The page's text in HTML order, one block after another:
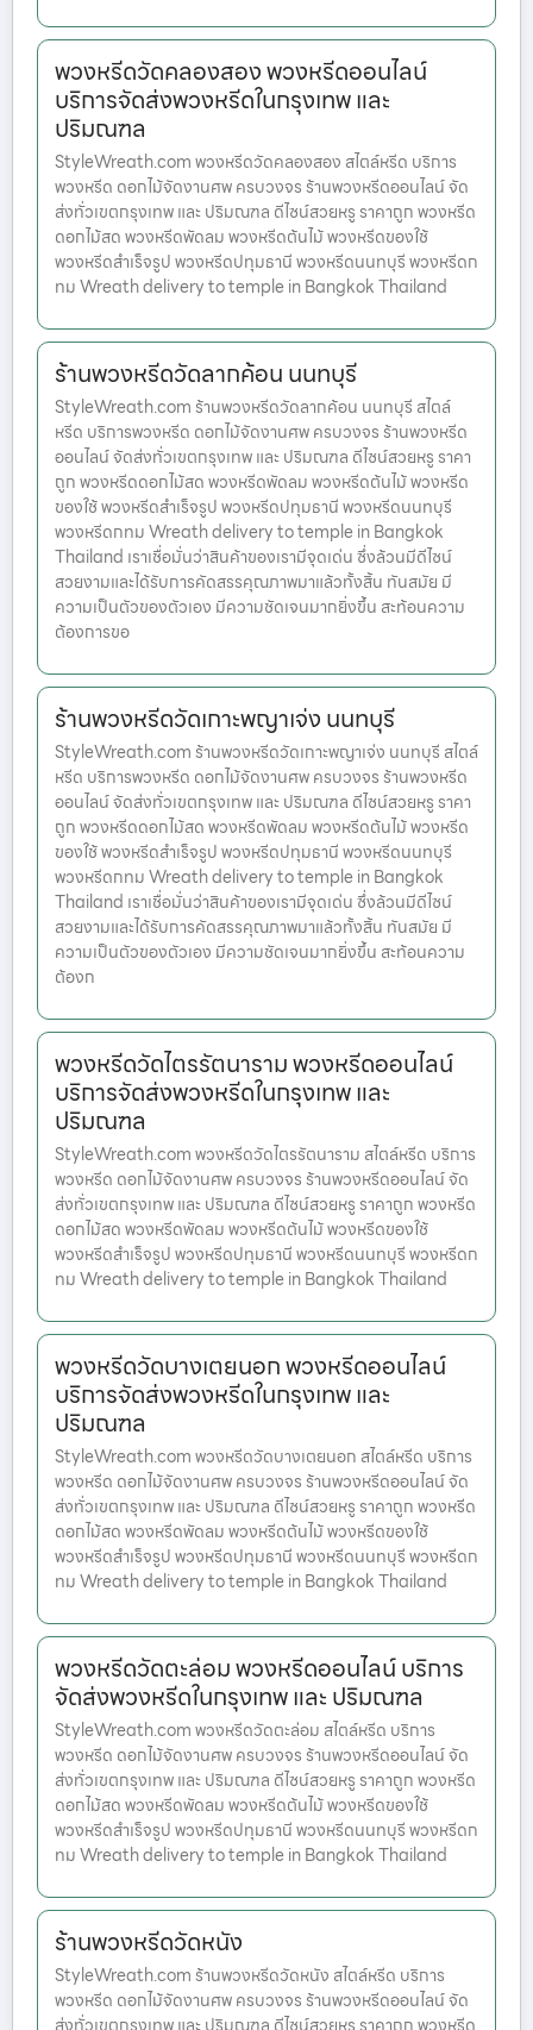
พวงหรีดวัดคลองสอง พวงหรีดออนไลน์
บริการจัดส่งพวงหรีดในกรุงเทพ และ
ปริมณฑล
StyleWreath.com พวงหรีดวัดคลองสอง สไตล์หรีด บริการ
พวงหรีด ดอกไม้จัดงานศพ ครบวงจร ร้านพวงหรีดออนไลน์ จัด
ส่งทั่วเขตกรุงเทพ และ ปริมณฑล ดีไซน์สวยหรู ราคาถูก พวงหรีด
ดอกไม้สด พวงหรีดพัดลม พวงหรีดต้นไม้ พวงหรีดของใช้
พวงหรีดสำเร็จรูป พวงหรีดปทุมธานี พวงหรีดนนทบุรี พวงหรีดก
ทม Wreath delivery to temple in Bangkok Thailand
ร้านพวงหรีดวัดลากค้อน นนทบุรี
StyleWreath.com ร้านพวงหรีดวัดลากค้อน นนทบุรี สไตล์
หรีด บริการพวงหรีด ดอกไม้จัดงานศพ ครบวงจร ร้านพวงหรีด
ออนไลน์ จัดส่งทั่วเขตกรุงเทพ และ ปริมณฑล ดีไซน์สวยหรู ราคา
ถูก พวงหรีดดอกไม้สด พวงหรีดพัดลม พวงหรีดต้นไม้ พวงหรีด
ของใช้ พวงหรีดสำเร็จรูป พวงหรีดปทุมธานี พวงหรีดนนทบุรี
พวงหรีดกทม Wreath delivery to temple in Bangkok
Thailand เราเชื่อมั่นว่าสินค้าของเรามีจุดเด่น ซึ่งล้วนมีดีไซน์
สวยงามและได้รับการคัดสรรคุณภาพมาแล้วทั้งสิ้น ทันสมัย มี
ความเป็นตัวของตัวเอง มีความชัดเจนมากยิ่งขึ้น สะท้อนความ
ต้องการขอ
ร้านพวงหรีดวัดเกาะพญาเจ่ง นนทบุรี
StyleWreath.com ร้านพวงหรีดวัดเกาะพญาเจ่ง นนทบุรี สไตล์
หรีด บริการพวงหรีด ดอกไม้จัดงานศพ ครบวงจร ร้านพวงหรีด
ออนไลน์ จัดส่งทั่วเขตกรุงเทพ และ ปริมณฑล ดีไซน์สวยหรู ราคา
ถูก พวงหรีดดอกไม้สด พวงหรีดพัดลม พวงหรีดต้นไม้ พวงหรีด
ของใช้ พวงหรีดสำเร็จรูป พวงหรีดปทุมธานี พวงหรีดนนทบุรี
พวงหรีดกทม Wreath delivery to temple in Bangkok
Thailand เราเชื่อมั่นว่าสินค้าของเรามีจุดเด่น ซึ่งล้วนมีดีไซน์
สวยงามและได้รับการคัดสรรคุณภาพมาแล้วทั้งสิ้น ทันสมัย มี
ความเป็นตัวของตัวเอง มีความชัดเจนมากยิ่งขึ้น สะท้อนความ
ต้องก
พวงหรีดวัดไตรรัตนาราม พวงหรีดออนไลน์
บริการจัดส่งพวงหรีดในกรุงเทพ และ
ปริมณฑล
StyleWreath.com พวงหรีดวัดไตรรัตนาราม สไตล์หรีด บริการ
พวงหรีด ดอกไม้จัดงานศพ ครบวงจร ร้านพวงหรีดออนไลน์ จัด
ส่งทั่วเขตกรุงเทพ และ ปริมณฑล ดีไซน์สวยหรู ราคาถูก พวงหรีด
ดอกไม้สด พวงหรีดพัดลม พวงหรีดต้นไม้ พวงหรีดของใช้
พวงหรีดสำเร็จรูป พวงหรีดปทุมธานี พวงหรีดนนทบุรี พวงหรีดก
ทม Wreath delivery to temple in Bangkok Thailand
พวงหรีดวัดบางเตยนอก พวงหรีดออนไลน์
บริการจัดส่งพวงหรีดในกรุงเทพ และ
ปริมณฑล
StyleWreath.com พวงหรีดวัดบางเตยนอก สไตล์หรีด บริการ
พวงหรีด ดอกไม้จัดงานศพ ครบวงจร ร้านพวงหรีดออนไลน์ จัด
ส่งทั่วเขตกรุงเทพ และ ปริมณฑล ดีไซน์สวยหรู ราคาถูก พวงหรีด
ดอกไม้สด พวงหรีดพัดลม พวงหรีดต้นไม้ พวงหรีดของใช้
พวงหรีดสำเร็จรูป พวงหรีดปทุมธานี พวงหรีดนนทบุรี พวงหรีดก
ทม Wreath delivery to temple in Bangkok Thailand
พวงหรีดวัดตะล่อม พวงหรีดออนไลน์ บริการ
จัดส่งพวงหรีดในกรุงเทพ และ ปริมณฑล
StyleWreath.com พวงหรีดวัดตะล่อม สไตล์หรีด บริการ
พวงหรีด ดอกไม้จัดงานศพ ครบวงจร ร้านพวงหรีดออนไลน์ จัด
ส่งทั่วเขตกรุงเทพ และ ปริมณฑล ดีไซน์สวยหรู ราคาถูก พวงหรีด
ดอกไม้สด พวงหรีดพัดลม พวงหรีดต้นไม้ พวงหรีดของใช้
พวงหรีดสำเร็จรูป พวงหรีดปทุมธานี พวงหรีดนนทบุรี พวงหรีดก
ทม Wreath delivery to temple in Bangkok Thailand
ร้านพวงหรีดวัดหนัง
StyleWreath.com ร้านพวงหรีดวัดหนัง สไตล์หรีด บริการ
พวงหรีด ดอกไม้จัดงานศพ ครบวงจร ร้านพวงหรีดออนไลน์ จัด